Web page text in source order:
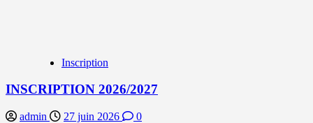
Inscription
INSCRIPTION 2026/2027
admin 27 juin 2026 0